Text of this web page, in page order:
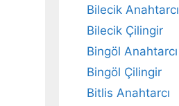
Bilecik Anahtarcı
Bilecik Çilingir
Bingöl Anahtarcı
Bingöl Çilingir
Bitlis Anahtarcı